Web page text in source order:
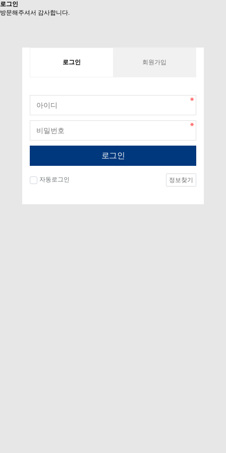
로그인
방문해주셔서 감사합니다.
로그인 회원가입
로그인
자동로그인 정보찾기